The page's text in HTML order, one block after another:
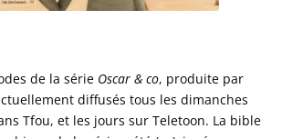
de la série Oscar & co, produite par
diffusés tous les dimanches
Tfou, et les jours sur Teletoon. La bible